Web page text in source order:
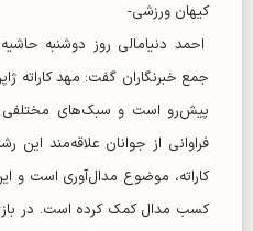
کیهان ورزشی-
احمد دنیامالی روز دوشنبه
جمع خبرنگاران گفت: مهد کاراته
پیش‌رو است و سبک‌های مختلفی
فراوانی از جوانان علاقه‌مند این
کاراته، موضوع مدال‌آوری است و
کسب مدال کمک کرده است. در